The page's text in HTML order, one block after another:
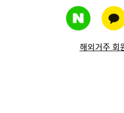
해외거주 회